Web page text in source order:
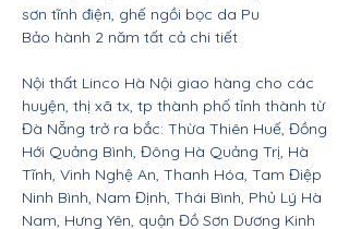
sơn tĩnh điện, ghế ngồi bọc da Pu
Bảo hành 2 năm tất cả chi tiết
Nội thất Linco Hà Nội giao hàng cho các
huyện, thị xã tx, tp thành phố tỉnh thành từ
Đà Nẵng trở ra bắc: Thừa Thiên Huế, Đồng
Hới Quảng Bình, Đông Hà Quảng Trị, Hà
Tĩnh, Vinh Nghệ An, Thanh Hóa, Tam Điệp
Ninh Bình, Nam Định, Thái Bình, Phủ Lý Hà
Nam, Hưng Yên, quận Đồ Sơn Dương Kinh